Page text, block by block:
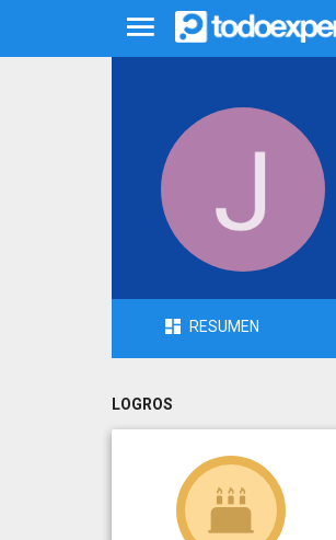
RESUMEN
LOGROS